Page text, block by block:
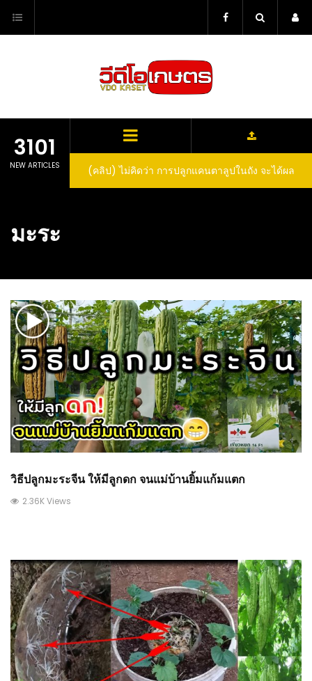
content
3101
NEW ARTICLES
(คลิป) ไม่คิดว่า การปลูกแคนตาลูปในถัง จะได้ผล
ลูกโตและหวานขนาดนี้ I didn’t expect that
มะระ
วิธีปลูกมะระจีน ให้มีลูกดก จนแม่บ้านยิ้มแก้มแตก
2.36K Views